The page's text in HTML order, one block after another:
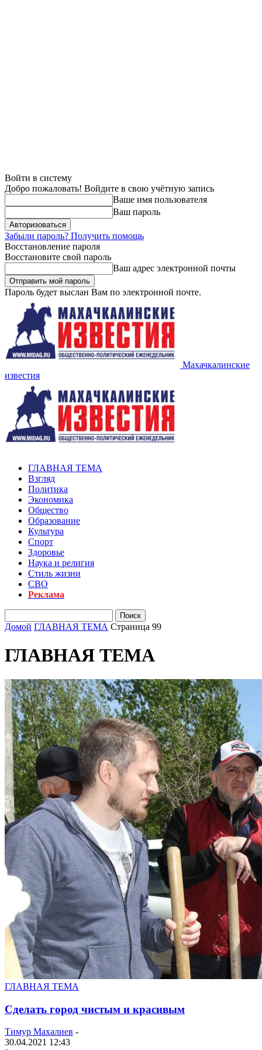
Войти в систему
Добро пожаловать! Войдите в свою учётную запись
Ваше имя пользователя
Ваш пароль
Забыли пароль? Получить помощь
Восстановление пароля
Восстановите свой пароль
Ваш адрес электронной почты
Пароль будет выслан Вам по электронной почте.
Махачкалинские
известия
ГЛАВНАЯ ТЕМА
Взгляд
Политика
Экономика
Общество
Образование
Культура
Спорт
Здоровье
Наука и религия
Стиль жизни
СВО
Реклама
Домой ГЛАВНАЯ ТЕМА Страница 99
ГЛАВНАЯ ТЕМА
ГЛАВНАЯ ТЕМА
Сделать город чистым и красивым
Тимур Махалиев -
30.04.2021 12:43